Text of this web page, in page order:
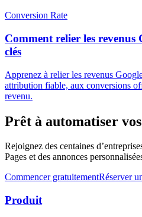
Conversion Rate
Comment relier les revenus
clés
Apprenez à relier les revenus
attribution fiable, aux conversions
revenu.
Prêt à automatiser
Rejoignez des centaines
Pages et des annonces
Commencer gratuitementRéserver
Produit